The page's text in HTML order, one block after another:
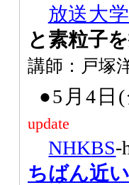
放送大学
と素粒子
講師：戸塚
●5月4日(
update
NHKBS-
ちばん近